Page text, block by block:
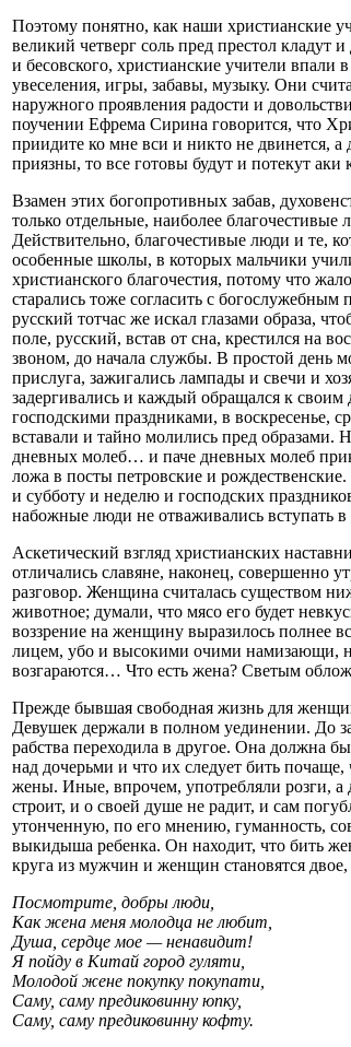
Поэтому понятно, как наши христианские
великий четверг соль пред престол кладут
и бесовского, христианские учители
увеселения, игры, забавы, музыку. Они
наружного проявления радости и
поучении Ефрема Сирина говорится, что
приидите ко мне вси и никто не двинется,
приязны, то все готовы будут и потекут аки
Взамен этих богопротивных забав,
только отдельные, наиболее
Действительно, благочестивые люди и те,
особенные школы, в которых мальчики
христианского благочестия, потому что
старались тоже согласить с
русский тотчас же искал глазами образа,
поле, русский, встав от сна, крестился на
звоном, до начала службы. В простой день
прислуга, зажигались лампады и свечи и
задергивались и каждый обращался к
господскими праздниками, в воскресенье,
вставали и тайно молились пред образами.
дневных молеб… и паче дневных молеб
ложа в посты петровские и
и субботу и неделю и господских
набожные люди не отваживались вступать в
Аскетический взгляд христианских
отличались славяне, наконец, совершенно
разговор. Женщина считалась существом
животное; думали, что мясо его будет
воззрение на женщину выразилось полнее
лицем, убо и высокими очими намизающи,
возгараются… Что есть жена? Светым
Прежде бывшая свободная жизнь для
Девушек держали в полном уединении. До
рабства переходила в другое. Она должна
над дочерьми и что их следует бить
жены. Иные, впрочем, употребляли розги, а
строит, и о своей душе не радит, и сам
утонченную, по его мнению, гуманность,
выкидыша ребенка. Он находит, что бить
круга из мужчин и женщин становятся
Посмотрите, добры люди,
Как жена меня молодца не любит,
Душа, сердце мое — ненавидит!
Я пойду в Китай город гуляти,
Молодой жене покупку покупати,
Саму, саму предиковинну юпку,
Саму, саму предиковинну кофту.